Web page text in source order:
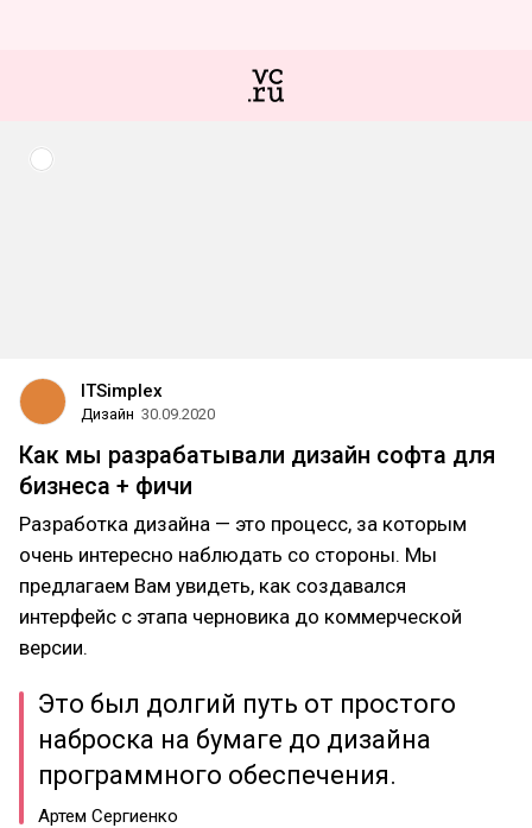
ITSimplex
Дизайн 30.09.2020
Как мы разрабатывали дизайн софта для
бизнеса + фичи
Разработка дизайна — это процесс, за которым
очень интересно наблюдать со стороны. Мы
предлагаем Вам увидеть, как создавался
интерфейс с этапа черновика до коммерческой
версии.
Это был долгий путь от простого
наброска на бумаге до дизайна
программного обеспечения.
Артем Сергиенко